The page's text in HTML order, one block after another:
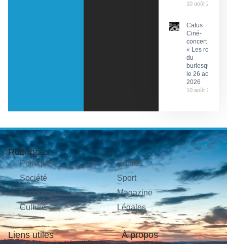
10 août 2026
Catus :
Ciné-
concert
« Les rois
du
burlesque »
le 26 août
2026
10 août 2026
Rubriques
Politique
Société
Économie
Culture
Sorties
Sport
Magazine
Légales
Liens utiles À propos